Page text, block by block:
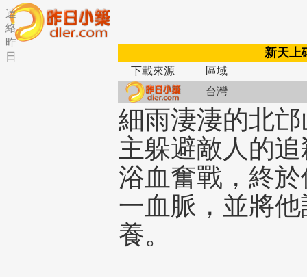
新天上
下載來源
區域
台灣
細雨淒淒的北
主躲避敵人的
浴血奮戰，終
一血脈，並將
養。
連
絡
昨
日